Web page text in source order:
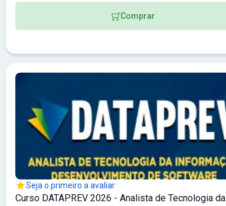
Comprar
Seja o primeiro a avaliar
Curso DATAPREV 2026 - Analista de Tecnologia da